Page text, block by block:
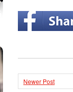
Newer Post